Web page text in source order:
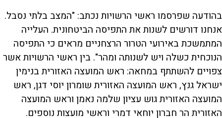
בהודעה שפרסמו ראשי הרשויות נכתב: "המצב בלתי נסבל.
אנחנו דורשים לשנות את התפיסה הביטחונית. העלייה
המתמשכת באירועי הטרור הרצחניים מראים כי התפיסה
הנוכחית כשלה ויש לשנותה ומהר". בין ראשי הרשויות אשר
צפויים להשתתף במחאה: ראש המועצה האזורית בנימין
ישראל גנץ, ראש המועצה האזורית שומרון יוסי דגן, ראש
המועצה האזורית גוש עציון שלמה נאמן וראש המועצה
האזורית הר חברון יוחאי דמרי וראשי מועצות נוספים.